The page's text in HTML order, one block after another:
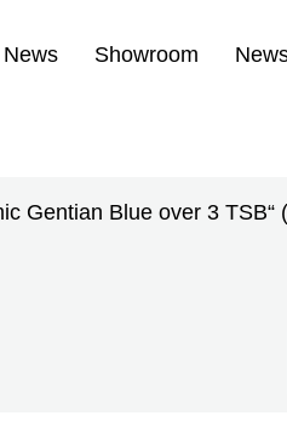
News Showroom
Gentian Blue over 3 TSB“